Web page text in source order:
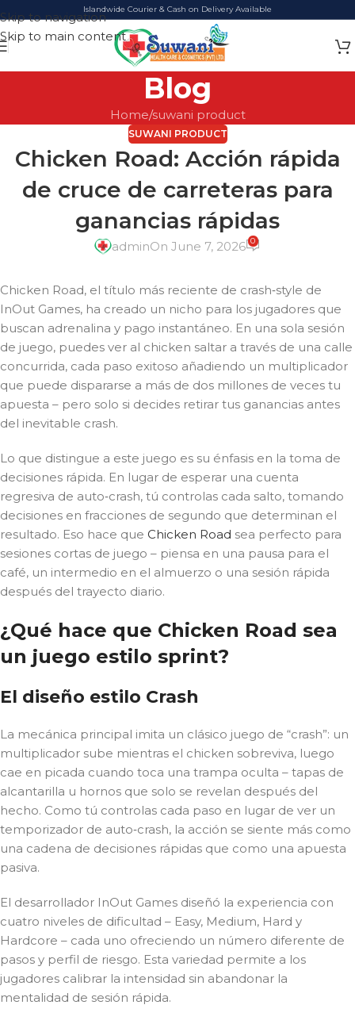
Skip to navigation
Skip to main content
Islandwide Courier & Cash on Delivery Available
Blog
Home suwani product
SUWANI PRODUCT
Chicken Road: Acción rápida
de cruce de carreteras para
ganancias rápidas
adminOn June 7, 2026 0
Chicken Road, el título más reciente de crash‑style de
InOut Games, ha creado un nicho para los jugadores que
buscan adrenalina y pago instantáneo. En una sola sesión
de juego, puedes ver al chicken saltar a través de una calle
concurrida, cada paso exitoso añadiendo un multiplicador
que puede dispararse a más de dos millones de veces tu
apuesta – pero solo si decides retirar tus ganancias antes
del inevitable crash.
Lo que distingue a este juego es su énfasis en la toma de
decisiones rápida. En lugar de esperar una cuenta
regresiva de auto‑crash, tú controlas cada salto, tomando
decisiones en fracciones de segundo que determinan el
resultado. Eso hace que Chicken Road sea perfecto para
sesiones cortas de juego – piensa en una pausa para el
café, un intermedio en el almuerzo o una sesión rápida
después del trayecto diario.
¿Qué hace que Chicken Road sea
un juego estilo sprint?
El diseño estilo Crash
La mecánica principal imita un clásico juego de “crash”: un
multiplicador sube mientras el chicken sobreviva, luego
cae en picada cuando toca una trampa oculta – tapas de
alcantarilla u hornos que solo se revelan después del
hecho. Como tú controlas cada paso en lugar de ver un
temporizador de auto‑crash, la acción se siente más como
una cadena de decisiones rápidas que como una apuesta
pasiva.
El desarrollador InOut Games diseñó la experiencia con
cuatro niveles de dificultad – Easy, Medium, Hard y
Hardcore – cada uno ofreciendo un número diferente de
pasos y perfil de riesgo. Esta variedad permite a los
jugadores calibrar la intensidad sin abandonar la
mentalidad de sesión rápida.